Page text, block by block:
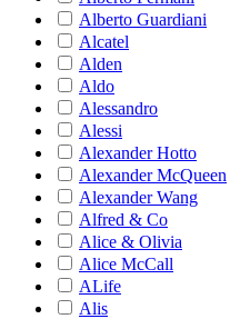
Alberto Guardiani
Alcatel
Alden
Aldo
Alessandro
Alessi
Alexander Hotto
Alexander McQueen
Alexander Wang
Alfred & Co
Alice & Olivia
Alice McCall
ALife
Alis